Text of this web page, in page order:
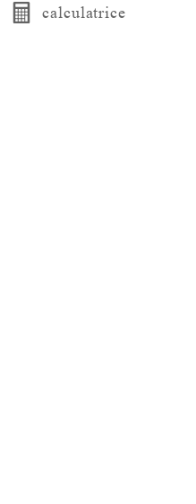
calculatrice